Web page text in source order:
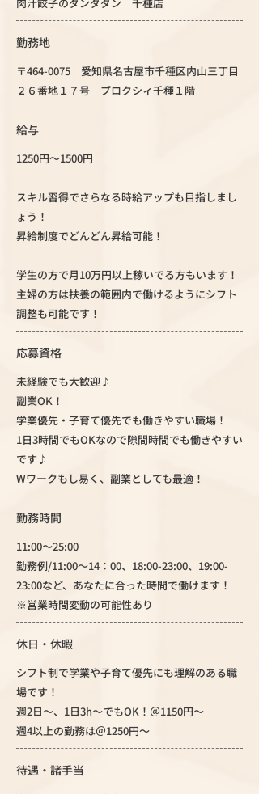
勤務地
〒464-0075 愛知県名古屋市千種区内山三丁目
２６番地１７号 プロクシィ千種１階
給与
1250円～1500円
スキル習得でさらなる時給アップも目指しまし
ょう！
昇給制度でどんどん昇給可能！
学生の方で月10万円以上稼いでる方もいます！
主婦の方は扶養の範囲内で働けるようにシフト
調整も可能です！
応募資格
未経験でも大歓迎♪
副業OK！
学業優先・子育て優先でも働きやすい職場！
1日3時間でもOKなので隙間時間でも働きやすい
です♪
Wワークもし易く、副業としても最適！
勤務時間
11:00～25:00
勤務例/11:00～14：00、18:00-23:00、19:00-
23:00など、あなたに合った時間で働けます！
※営業時間変動の可能性あり
休日・休暇
シフト制で学業や子育て優先にも理解のある職
場です！
週2日～、1日3h～でもOK！＠1150円～
週4以上の勤務は＠1250円～
待遇・諸手当